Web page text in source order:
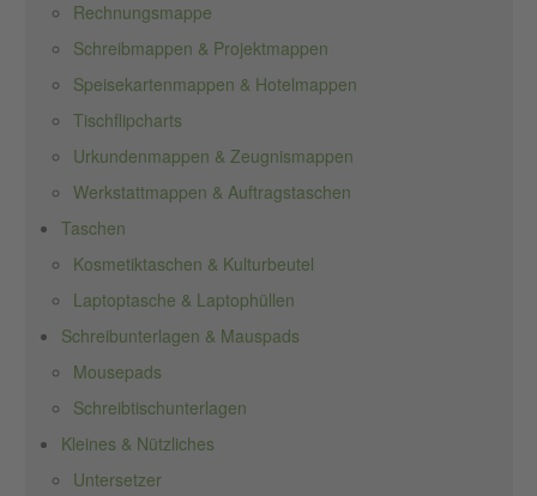
Rechnungsmappe
Schreibmappen & Projektmappen
Speisekartenmappen & Hotelmappen
Tischflipcharts
Urkundenmappen & Zeugnismappen
Werkstattmappen & Auftragstaschen
Taschen
Kosmetiktaschen & Kulturbeutel
Laptoptasche & Laptophüllen
Schreibunterlagen & Mauspads
Mousepads
Schreibtischunterlagen
Kleines & Nützliches
Untersetzer